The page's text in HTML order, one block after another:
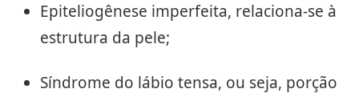
Epiteliogênese imperfeita, relaciona-se à
estrutura da pele;
Síndrome do lábio tensa, ou seja, porção